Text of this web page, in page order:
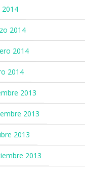
2014
2014
2014
2014
2013
2013
2013
2013